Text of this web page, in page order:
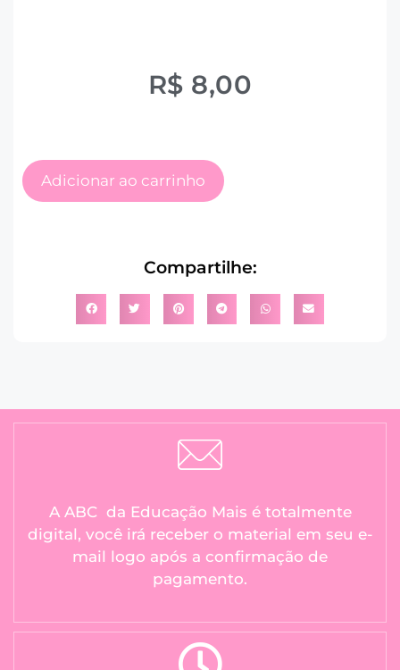
R$ 8,00
Adicionar ao carrinho
Compartilhe:
A ABC da Educação Mais é totalmente
digital, você irá receber o material em seu e-
mail logo após a confirmação de
pagamento.